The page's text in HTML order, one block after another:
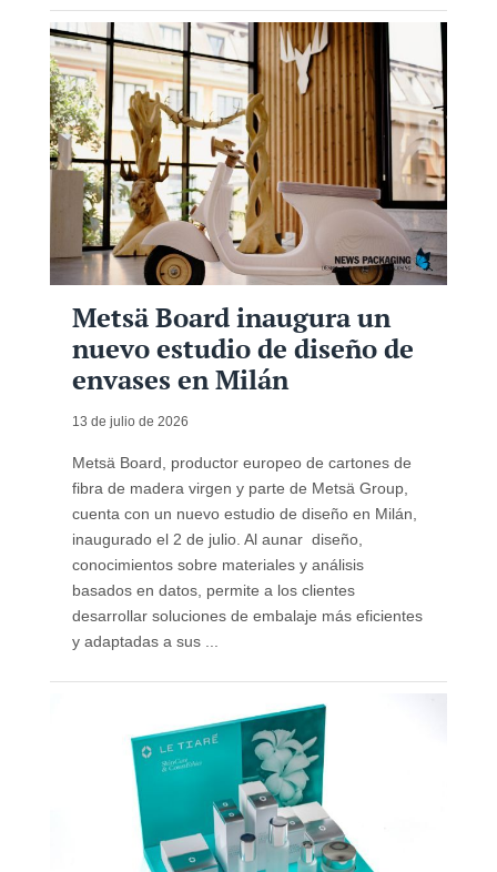
Metsä Board inaugura un
nuevo estudio de diseño de
envases en Milán
13 de julio de 2026
Metsä Board, productor europeo de cartones de
fibra de madera virgen y parte de Metsä Group,
cuenta con un nuevo estudio de diseño en Milán,
inaugurado el 2 de julio. Al aunar diseño,
conocimientos sobre materiales y análisis
basados en datos, permite a los clientes
desarrollar soluciones de embalaje más eficientes
y adaptadas a sus ...